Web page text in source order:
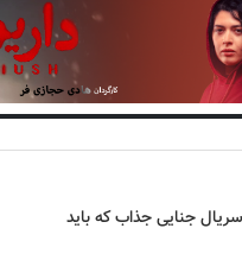
مینی سریال جنایی جذاب که باید